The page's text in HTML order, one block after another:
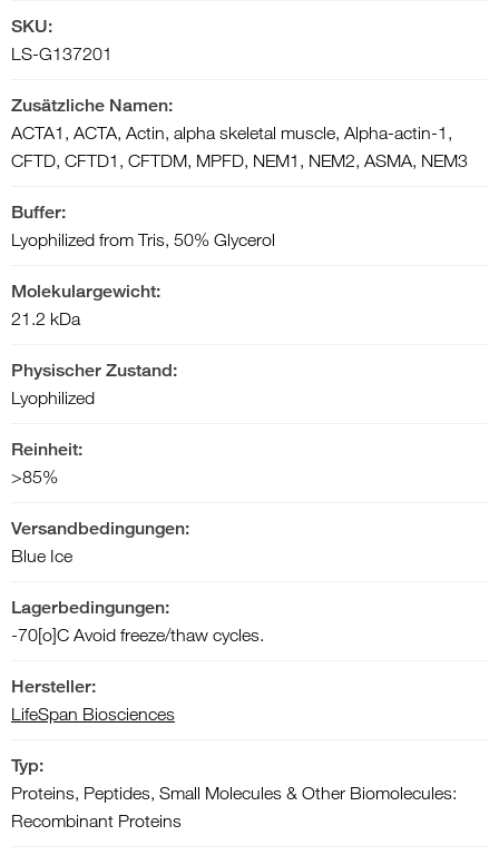
SKU:
LS-G137201
Zusätzliche Namen:
ACTA1, ACTA, Actin, alpha skeletal muscle, Alpha-actin-1,
CFTD, CFTD1, CFTDM, MPFD, NEM1, NEM2, ASMA, NEM3
Buffer:
Lyophilized from Tris, 50% Glycerol
Molekulargewicht:
21.2 kDa
Physischer Zustand:
Lyophilized
Reinheit:
>85%
Versandbedingungen:
Blue Ice
Lagerbedingungen:
-70[o]C Avoid freeze/thaw cycles.
Hersteller:
LifeSpan Biosciences
Typ:
Proteins, Peptides, Small Molecules & Other Biomolecules:
Recombinant Proteins